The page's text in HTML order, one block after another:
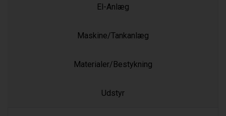
El-Anlæg
Maskine/Tankanlæg
Materialer/Bestykning
Udstyr